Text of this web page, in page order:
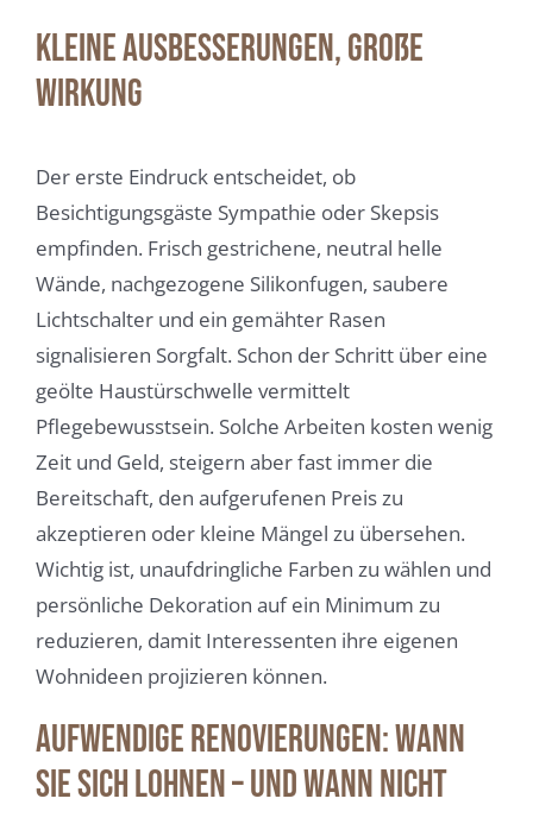
Kleine Ausbesserungen, große
Wirkung
Der erste Eindruck entscheidet, ob
Besichtigungsgäste Sympathie oder Skepsis
empfinden. Frisch gestrichene, neutral helle
Wände, nachgezogene Silikonfugen, saubere
Lichtschalter und ein gemähter Rasen
signalisieren Sorgfalt. Schon der Schritt über eine
geölte Haustürschwelle vermittelt
Pflegebewusstsein. Solche Arbeiten kosten wenig
Zeit und Geld, steigern aber fast immer die
Bereitschaft, den aufgerufenen Preis zu
akzeptieren oder kleine Mängel zu übersehen.
Wichtig ist, unaufdringliche Farben zu wählen und
persönliche Dekoration auf ein Minimum zu
reduzieren, damit Interessenten ihre eigenen
Wohnideen projizieren können.
Aufwendige Renovierungen: Wann
sie sich lohnen – und wann nicht